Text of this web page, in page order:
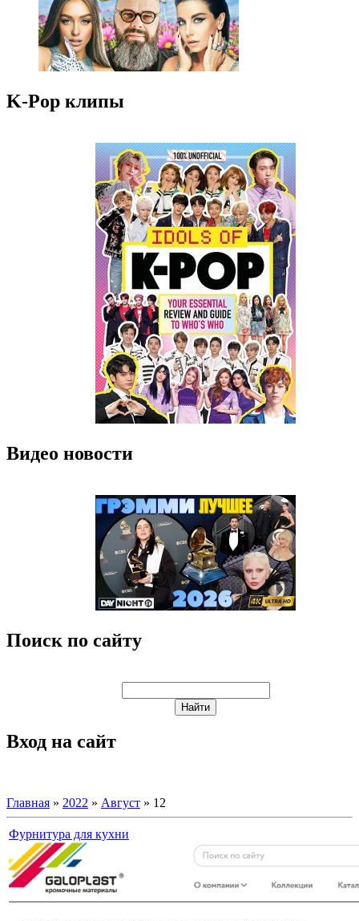
K-Pop клипы
Видео новости
Поиск по сайту
Вход на сайт
Главная » 2022 » Август » 12
Фурнитура для кухни